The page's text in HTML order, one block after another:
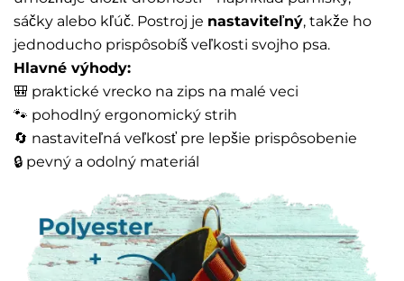
sáčky alebo kľúč. Postroj je nastaviteľný, takže ho
jednoducho prispôsobíš veľkosti svojho psa.
Hlavné výhody:
🎒 praktické vrecko na zips na malé veci
🐾 pohodlný ergonomický strih
🔄 nastaviteľná veľkosť pre lepšie prispôsobenie
🔒 pevný a odolný materiál